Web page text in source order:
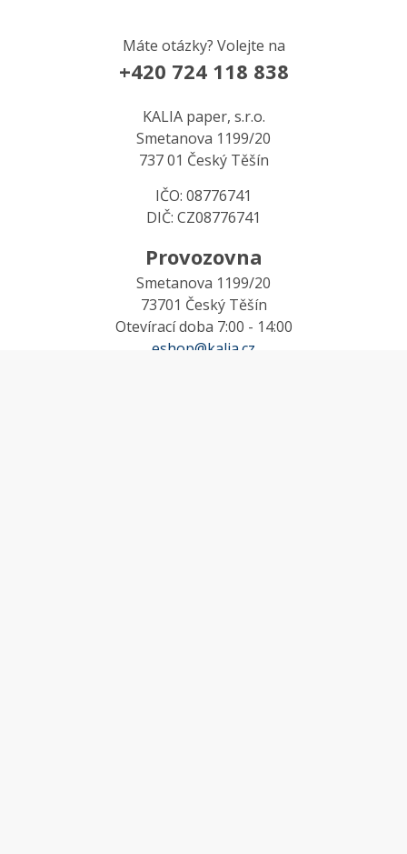
Máte otázky? Volejte na
+420 724 118 838
KALIA paper, s.r.o.
Smetanova 1199/20
737 01 Český Těšín
IČO: 08776741
DIČ: CZ08776741
Provozovna
Smetanova 1199/20
73701 Český Těšín
Otevírací doba 7:00 - 14:00
eshop@kalia.cz